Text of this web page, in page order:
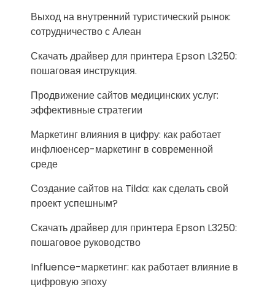
Выход на внутренний туристический рынок:
сотрудничество с Алеан
Скачать драйвер для принтера Epson L3250:
пошаговая инструкция.
Продвижение сайтов медицинских услуг:
эффективные стратегии
Маркетинг влияния в цифру: как работает
инфлюенсер-маркетинг в современной
среде
Создание сайтов на Tilda: как сделать свой
проект успешным?
Скачать драйвер для принтера Epson L3250:
пошаговое руководство
Influence-маркетинг: как работает влияние в
цифровую эпоху